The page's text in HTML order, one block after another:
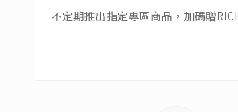
不定期推出指定專區商品，加碼贈